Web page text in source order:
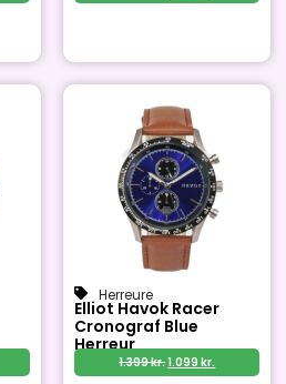
Herreure
Elliot Havok Racer
Cronograf Blue
Herreur
1.399kr.1.099kr.